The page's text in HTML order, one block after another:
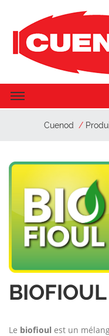
Cuenod
BIOFIOUL
Le biofioul est un